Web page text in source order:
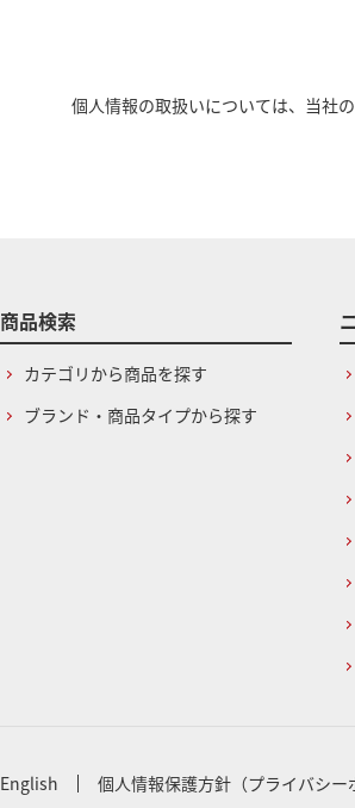
個人情報の取扱いについては、当社の
商品検索
カテゴリから商品を探す
ブランド・商品タイプから探す
English 個人情報保護方針（プライバシー